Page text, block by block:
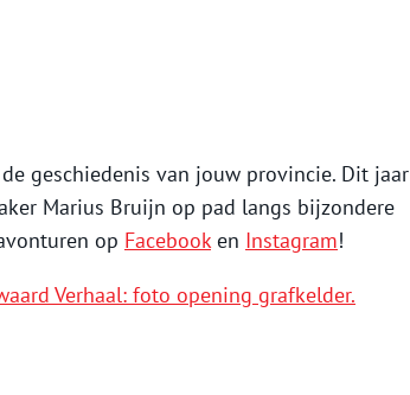
geschiedenis van jouw provincie. Dit jaar
Marius Bruijn op pad langs bijzondere
op Facebooken Instagram!
Verhaal: foto opening grafkelder.